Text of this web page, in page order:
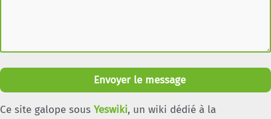
Envoyer le message
Ce site galope sous Yeswiki, un wiki dédié à la